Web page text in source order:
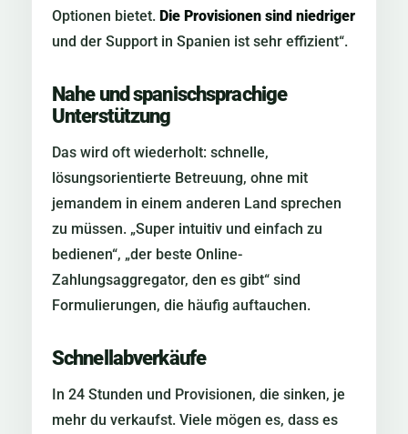
Optionen bietet. Die Provisionen sind niedriger
und der Support in Spanien ist sehr effizient“.
Nahe und spanischsprachige
Unterstützung
Das wird oft wiederholt: schnelle,
lösungsorientierte Betreuung, ohne mit
jemandem in einem anderen Land sprechen
zu müssen. „Super intuitiv und einfach zu
bedienen“, „der beste Online-
Zahlungsaggregator, den es gibt“ sind
Formulierungen, die häufig auftauchen.
Schnellabverkäufe
In 24 Stunden und Provisionen, die sinken, je
mehr du verkaufst. Viele mögen es, dass es